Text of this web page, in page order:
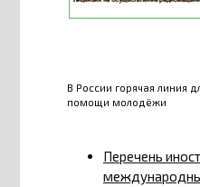
В России горячая линия
помощи молодёжи
Перечень